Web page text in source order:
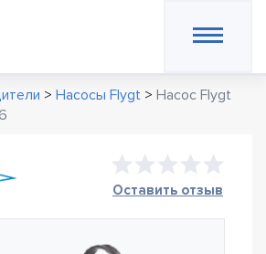
> Насосы Flygt > Насос Flygt
Оставить отзыв